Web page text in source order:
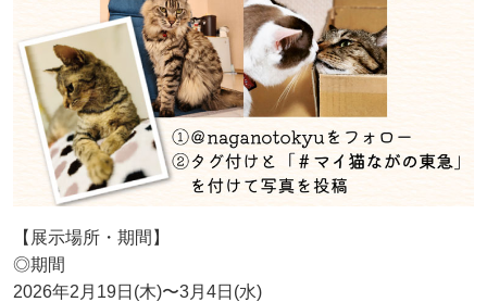
【展示場所・期間】
◎期間
2026年2月19日(木)〜3月4日(水)